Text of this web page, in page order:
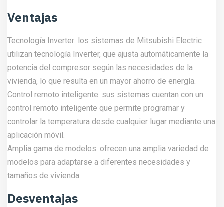
Ventajas
Tecnología Inverter: los sistemas de Mitsubishi Electric
utilizan tecnología Inverter, que ajusta automáticamente la
potencia del compresor según las necesidades de la
vivienda, lo que resulta en un mayor ahorro de energía.
Control remoto inteligente: sus sistemas cuentan con un
control remoto inteligente que permite programar y
controlar la temperatura desde cualquier lugar mediante una
aplicación móvil.
Amplia gama de modelos: ofrecen una amplia variedad de
modelos para adaptarse a diferentes necesidades y
tamaños de vivienda.
Desventajas